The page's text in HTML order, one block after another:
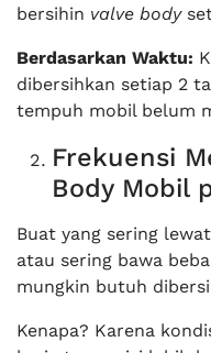
bersihin valve body
Berdasarkan Waktu:
dibersihkan setiap 2
tempuh mobil belum
Frekuensi
Body Mobil
Buat yang sering
atau sering bawa
mungkin butuh
Kenapa? Karena